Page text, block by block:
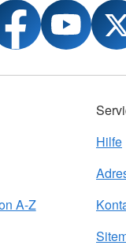
A-Z
Hilfe